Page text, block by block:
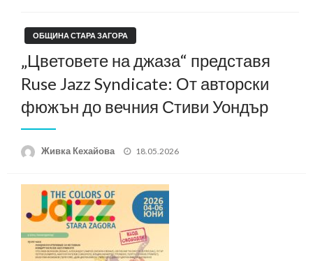
ОБЩИНА СТАРА ЗАГОРА
„Цветовете на джаза“ представя
Ruse Jazz Syndicate: От авторски
фюжън до вечния Стиви Уондър
Живка Кехайова
Posted
18.05.2026